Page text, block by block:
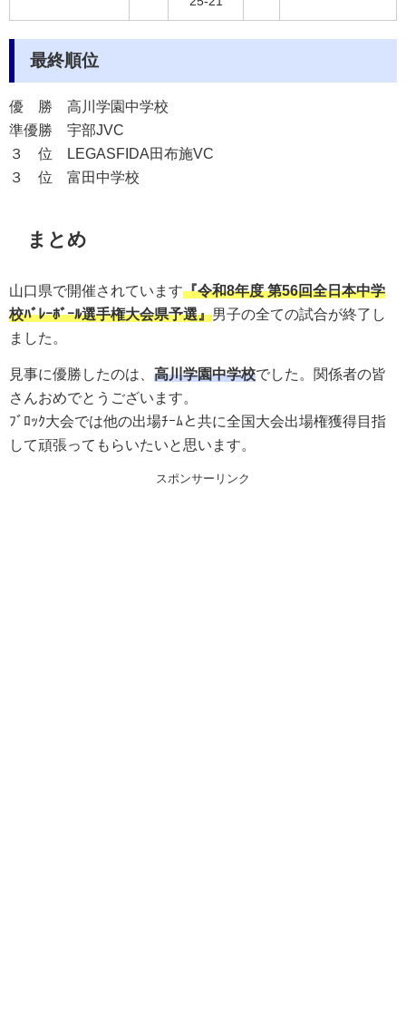
最終順位
優 勝 高川学園中学校
準優勝 宇部JVC
３ 位 LEGASFIDA田布施VC
３ 位 富田中学校
まとめ
山口県で開催されています『令和8年度 第56回全日本中学
校ﾊﾞﾚｰﾎﾞｰﾙ選手権大会県予選』男子の全ての試合が終了し
ました。
見事に優勝したのは、 高川学園中学校でした。関係者の皆
さんおめでとうございます。
ﾌﾞﾛｯｸ大会では他の出場ﾁｰﾑと共に全国大会出場権獲得目指
して頑張ってもらいたいと思います。
スポンサーリンク